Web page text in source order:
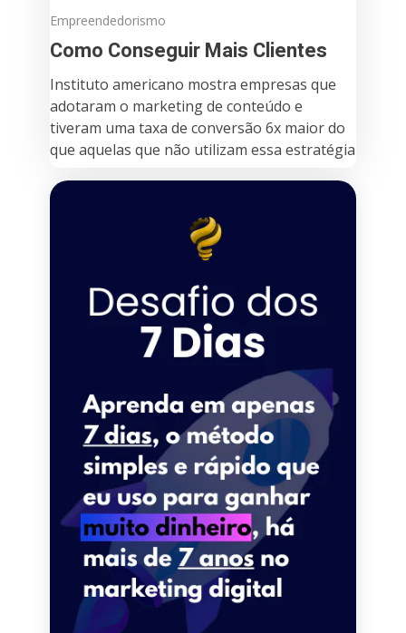
Empreendedorismo
Como Conseguir Mais Clientes
Instituto americano mostra empresas que
adotaram o marketing de conteúdo e
tiveram uma taxa de conversão 6x maior do
que aquelas que não utilizam essa estratégia